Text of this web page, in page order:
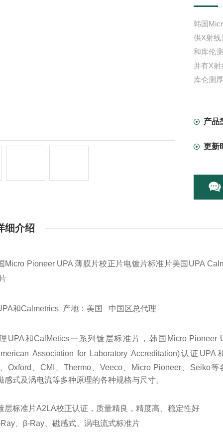
韩国
供X射
和库伦
并有X
库仑测
产品
更新
细介绍
Micro Pioneer UPA 薄膜片校正片电镀片标准片美国 UPA
和Calmetrics 产地：美国 中国区总代理
UPA和CalMetics一系列镀层标准片，韩国Micro Pioneer
Association for Laboratory Accreditation)认证 UPA
Oxford CMI Thermo、 Veeco、 Micro Pioneer、 Seiko等
感式及涡电流等多种原理的各种规格与尺寸。
层标准片A2LA校正认证，质量精良，精度高、稳定性好
β-Ray 、磁感式、涡电流式标准片